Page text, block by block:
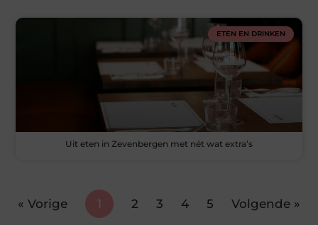
ETEN EN DRINKEN
Uit eten in Zevenbergen met nét wat extra’s
« Vorige 1 2 3 4 5 Volgende »